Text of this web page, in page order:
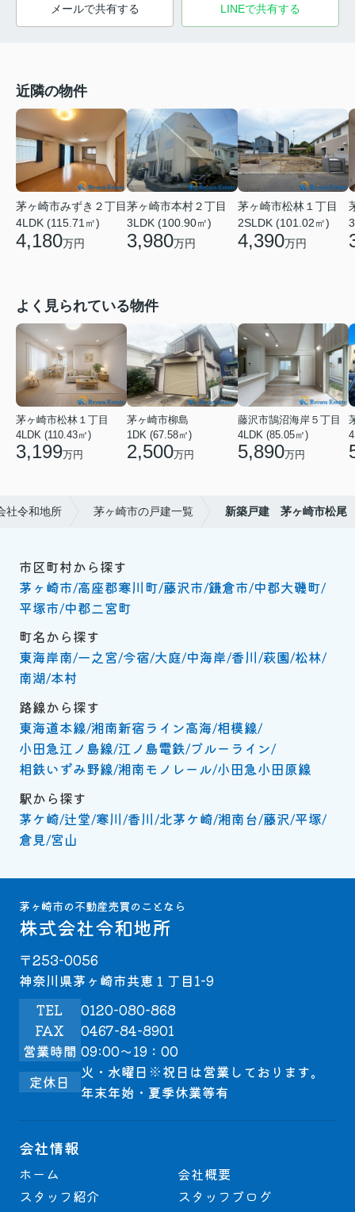
メールで共有する LINEで共有する
近隣の物件
茅ヶ崎市みずき２丁目
4LDK (115.71㎡)
4,180万円
茅ヶ崎市本村２丁目
3LDK (100.90㎡)
3,980万円
茅ヶ崎市松林１丁目
2SLDK (101.02㎡)
4,390万円
よく見られている物件
茅ヶ崎市松林１丁目
4LDK (110.43㎡)
3,199万円
茅ヶ崎市柳島
1DK (67.58㎡)
2,500万円
藤沢市鵠沼海岸５丁目
4LDK (85.05㎡)
5,890万円
社令和地所 茅ヶ崎市の戸建一覧 新築戸建 茅ヶ崎市松尾
市区町村から探す
茅ヶ崎市 高座郡寒川町 藤沢市 鎌倉市 中郡大磯町
平塚市 中郡二宮町
町名から探す
東海岸南 一之宮 今宿 大庭 中海岸 香川 萩園 松林
南湖 本村
路線から探す
東海道本線 湘南新宿ライン高海 相模線
小田急江ノ島線 江ノ島電鉄 ブルーライン
相鉄いずみ野線 湘南モノレール 小田急小田原線
駅から探す
茅ケ崎 辻堂 寒川 香川 北茅ケ崎 湘南台 藤沢 平塚
倉見 宮山
茅ヶ崎市の不動産売買のことなら
株式会社令和地所
〒253-0056
神奈川県茅ヶ崎市共恵１丁目1-9
TEL
0120-080-868
FAX
0467-84-8901
営業時間 09:00～19：00
定休日
火・水曜日※祝日は営業しております。
年末年始・夏季休業等有
会社情報
ホーム
会社概要
スタッフ紹介
スタッフブログ